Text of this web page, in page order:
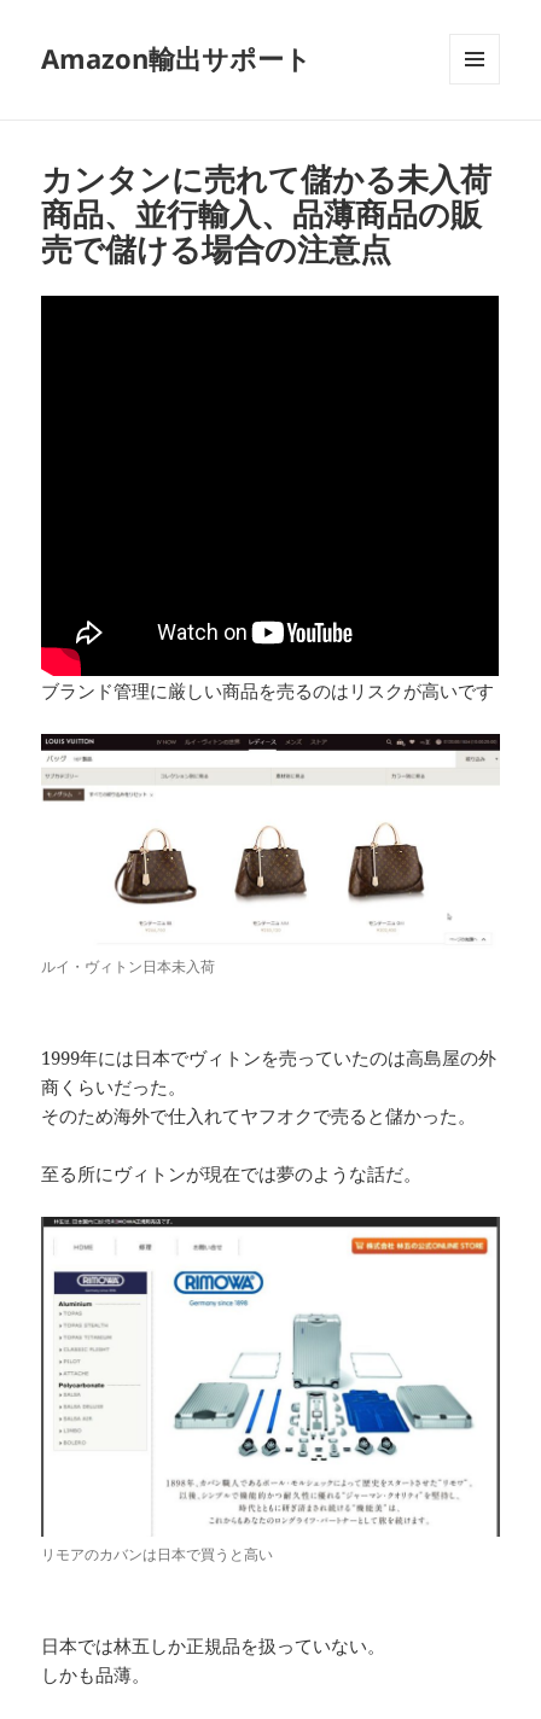
Amazon輸出サポート
ット
カンタンに売れて儲かる未入荷
商品、並行輸入、品薄商品の販
売で儲ける場合の注意点
ブランド管理に厳しい商品を売るのはリスクが高いです
ルイ・ヴィトン日本未入荷
1999年には日本でヴィトンを売っていたのは高島屋の外
商くらいだった。
そのため海外で仕入れてヤフオクで売ると儲かった。
至る所にヴィトンが現在では夢のような話だ。
リモアのカバンは日本で買うと高い
日本では林五しか正規品を扱っていない。
しかも品薄。